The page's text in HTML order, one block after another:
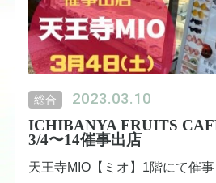
総合 2023.03.10
ICHIBANYA FRUITS
3/4〜14催事出店
天王寺MIO【ミオ】1階にて催